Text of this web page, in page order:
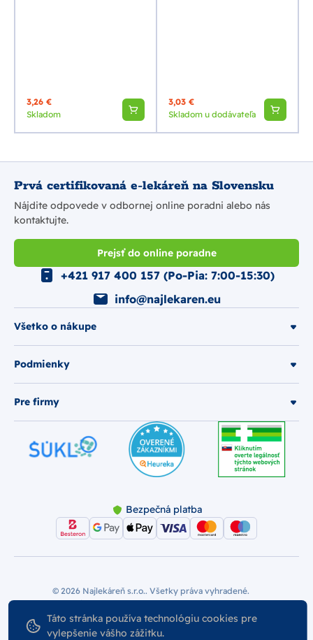
3,26 €
Skladom
3,03 €
Skladom u dodávateľa
Prvá certifikovaná e-lekáreň na Slovensku
Nájdite odpovede v odbornej online poradni alebo nás
kontaktujte.
Prejsť do online poradne
Všetko o nákupe
Podmienky
Pre firmy
+421 917 400 157 (Po-Pia: 7:00-15:30)
info@najlekaren.eu
Bezpečná platba
© 2026 Najlekáreň s.r.o.. Všetky práva vyhradené.
Vytvoril
Nastavenie Cookies
Podmienky používania
Odstúpiť od zmluvy
Táto stránka používa technológiu cookies pre
vylepšenie vášho zážitku.